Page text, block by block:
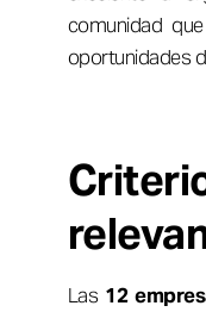
comunidad
oportunidades
Las 12